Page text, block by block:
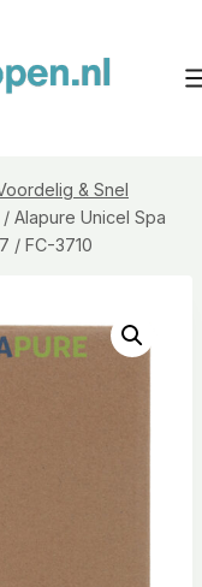
& Snel
/ Alapure Unicel Spa
/ FC-3710